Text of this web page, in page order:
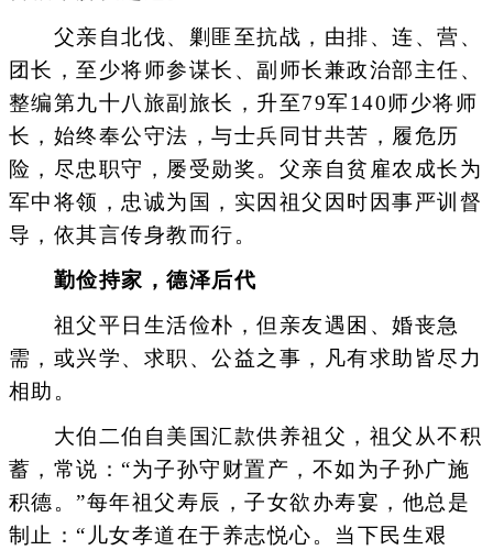
父亲自北伐、剿匪至抗战，由排、连、营、
团长，至少将师参谋长、副师长兼政治部主任、
整编第九十八旅副旅长，升至79军140师少将师
长，始终奉公守法，与士兵同甘共苦，履危历
险，尽忠职守，屡受勋奖。父亲自贫雇农成长为
军中将领，忠诚为国，实因祖父因时因事严训督
导，依其言传身教而行。
勤俭持家，德泽后代
祖父平日生活俭朴，但亲友遇困、婚丧急
需，或兴学、求职、公益之事，凡有求助皆尽力
相助。
大伯二伯自美国汇款供养祖父，祖父从不积
蓄，常说：“为子孙守财置产，不如为子孙广施
积德。”每年祖父寿辰，子女欲办寿宴，他总是
制止：“儿女孝道在于养志悦心。当下民生艰